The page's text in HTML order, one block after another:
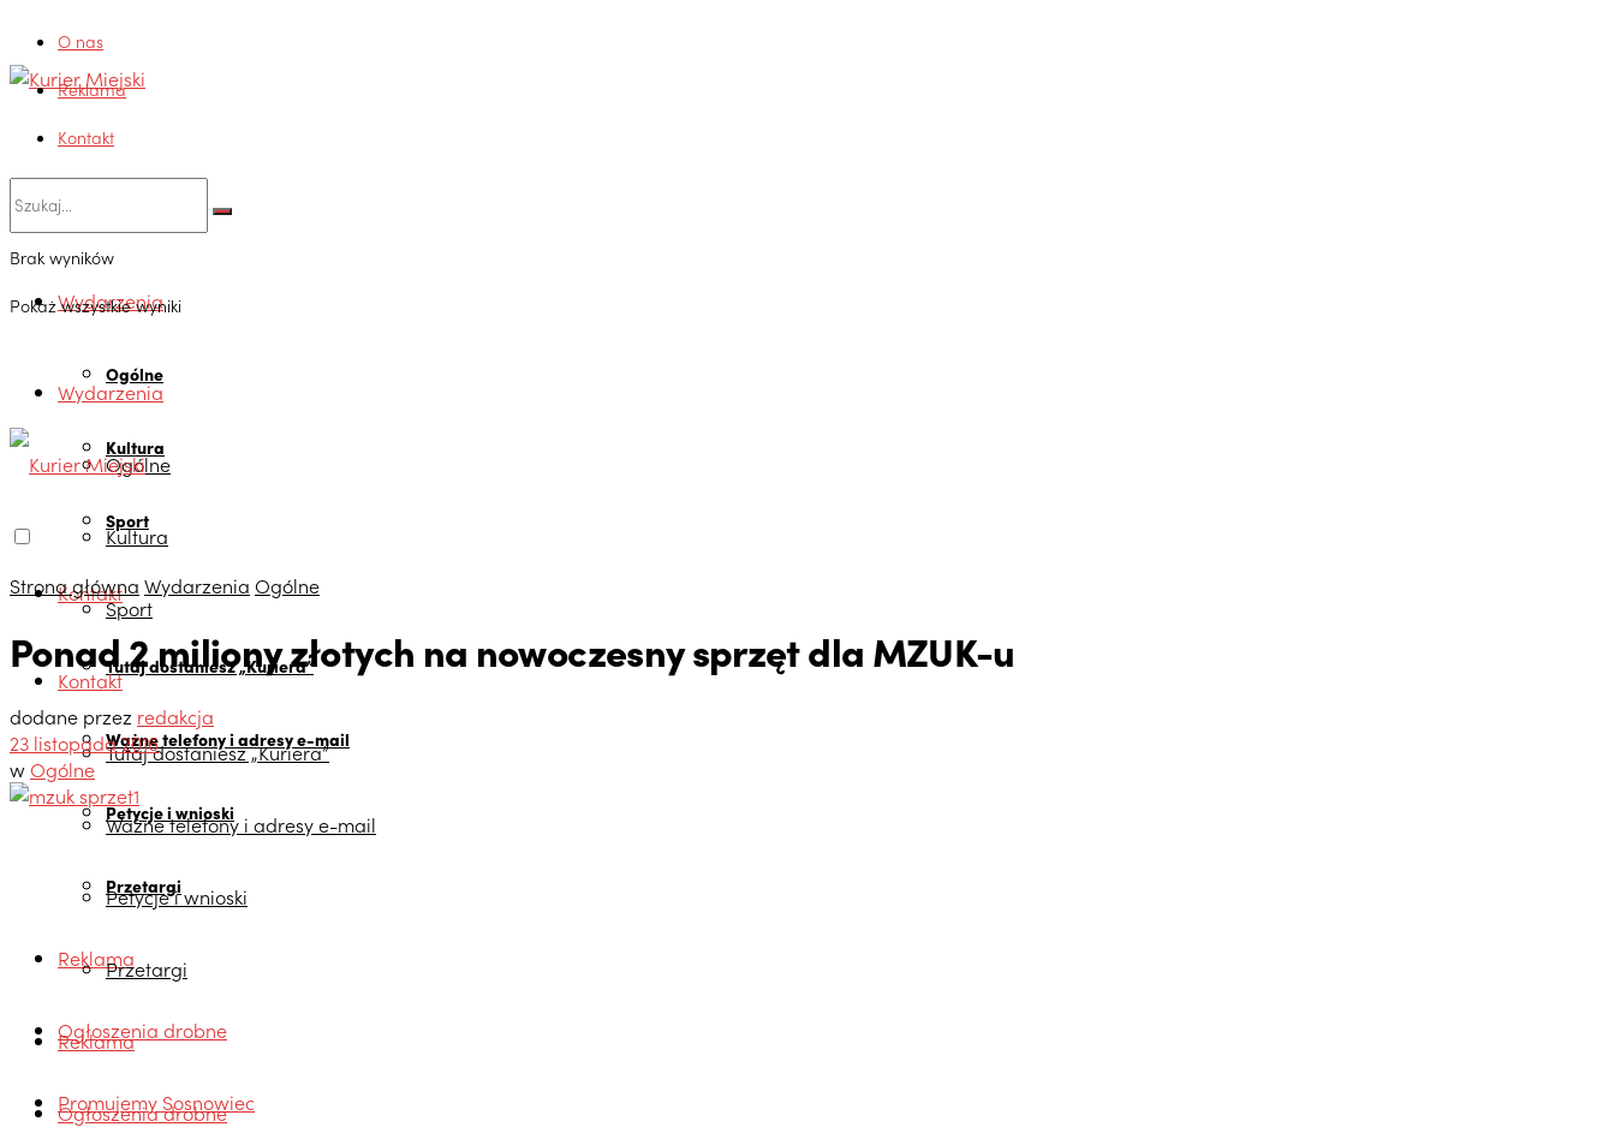
O nas
Reklama
Kontakt
Brak wyników
Pokaż wszystkie wyniki
Wydarzenia
Ogólne
Kultura
Sport
Kontakt
Tutaj dostaniesz „Kuriera”
Ważne telefony i adresy e-mail
Petycje i wnioski
Przetargi
Reklama
Ogłoszenia drobne
Promujemy Sosnowiec
Wydarzenia
Ogólne
Kultura
Sport
Kontakt
Tutaj dostaniesz „Kuriera”
Ważne telefony i adresy e-mail
Petycje i wnioski
Przetargi
Reklama
Ogłoszenia drobne
Strona główna Wydarzenia Ogólne
Ponad 2 miliony złotych na nowoczesny sprzęt dla MZUK-u
dodane przez redakcja
23 listopada 2016
wOgólne